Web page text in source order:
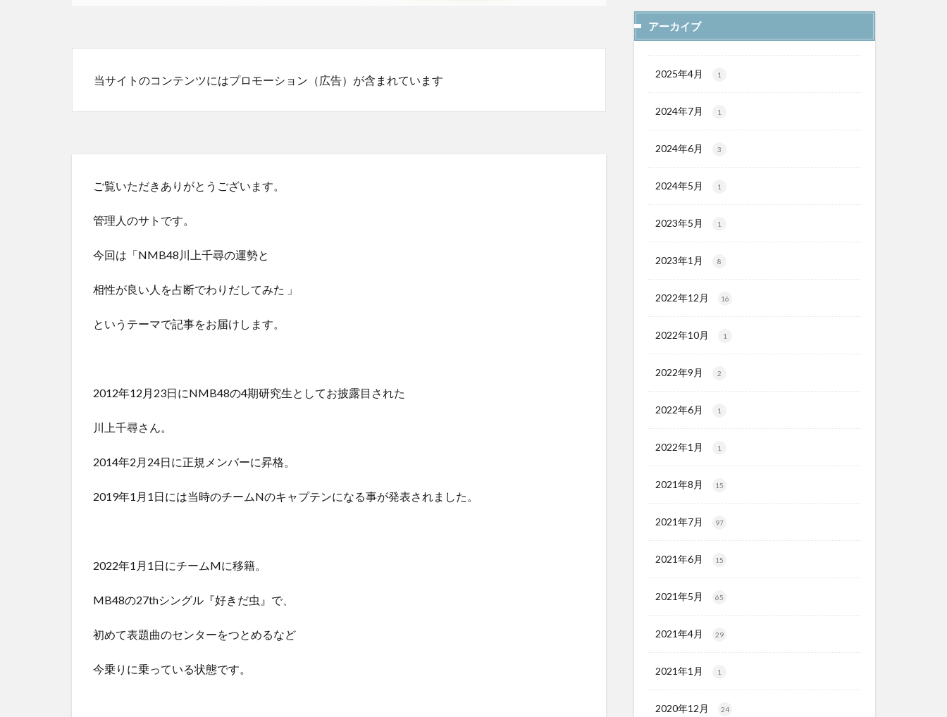
当サイトのコンテンツにはプロモーション（広告）が含まれています
ご覧いただきありがとうございます。
管理人のサトです。
今回は「NMB48川上千尋の運勢と
相性が良い人を占断でわりだしてみた 」
というテーマで記事をお届けします。
2012年12月23日にNMB48の4期研究生としてお披露目された
川上千尋さん。
2014年2月24日に正規メンバーに昇格。
2019年1月1日には当時のチームNのキャプテンになる事が発表されました。
2022年1月1日にチームMに移籍。
MB48の27thシングル『好きだ虫』で、
初めて表題曲のセンターをつとめるなど
今乗りに乗っている状態です。
アーカイブ
2025年4月 1
2024年7月 1
2024年6月 3
2024年5月 1
2023年5月 1
2023年1月 8
2022年12月 16
2022年10月 1
2022年9月 2
2022年6月 1
2022年1月 1
2021年8月 15
2021年7月 97
2021年6月 15
2021年5月 65
2021年4月 29
2021年1月 1
2020年12月 24